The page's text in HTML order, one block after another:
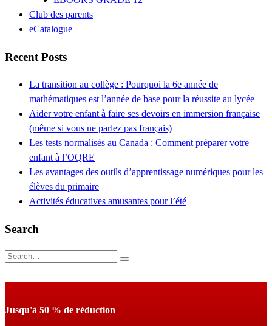
Club des parents
eCatalogue
Recent Posts
La transition au collège : Pourquoi la 6e année de
mathématiques est l’année de base pour la réussite au lycée
Aider votre enfant à faire ses devoirs en immersion française
(même si vous ne parlez pas français)
Les tests normalisés au Canada : Comment préparer votre
enfant à l’OQRE
Les avantages des outils d’apprentissage numériques pour les
élèves du primaire
Activités éducatives amusantes pour l’été
Search
Jusqu'à 50 % de réduction